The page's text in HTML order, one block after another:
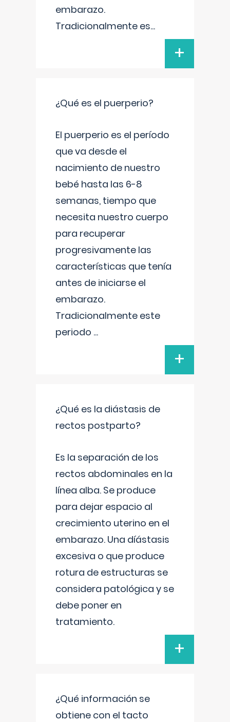
embarazo.
Tradicionalmente es...
+
¿Qué es el puerperio?
El puerperio es el período
que va desde el
nacimiento de nuestro
bebé hasta las 6-8
semanas, tiempo que
necesita nuestro cuerpo
para recuperar
progresivamente las
características que tenía
antes de iniciarse el
embarazo.
Tradicionalmente este
periodo ...
+
¿Qué es la diástasis de
rectos postparto?
Es la separación de los
rectos abdominales en la
línea alba. Se produce
para dejar espacio al
crecimiento uterino en el
embarazo. Una díástasis
excesiva o que produce
rotura de estructuras se
considera patológica y se
debe poner en
tratamiento.
+
¿Qué información se
obtiene con el tacto